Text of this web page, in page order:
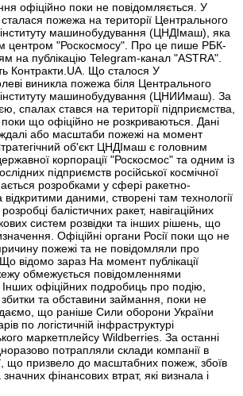
офіційно поки не повідомляється. У
сталася пожежа на території Центрального
інституту машинобудування (ЦНДІмаш), яка
центром "Роскосмосу". Про це пише РБК-
на публікацію Telegram-канал "ASTRA".
Контракти.UA. Що сталося У
виникла пожежа біля Центрального
інституту машинобудування (ЦНИИмаш). За
спалах стався на території підприємства,
що офіційно не розкриваються. Дані
або масштаби пожежі на момент
Стратегічний об'єкт ЦНДІмаш є головним
корпорації "Роскосмос" та одним із
підприємств російської космічної
розробками у сфері ракетно-
відкритими даними, створені там технології
балістичних ракет, навігаційних
систем розвідки та інших рішень, що
Офіційні органи Росії поки що не
пожежі та не повідомляли про
відомо зараз На момент публікації
обмежується повідомленнями
офіційних подробиць про подію,
та обставини займання, поки не
що раніше Сили оборони України
по логістичній інфраструктурі
маркетплейсу Wildberries. За останні
потрапляли склади компанії в
що призвело до масштабних пожеж, збоїв
значних фінансових втрат, які визнала і